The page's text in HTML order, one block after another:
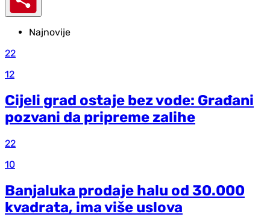
Najnovije
22
12
Cijeli grad ostaje bez vode: Građani
pozvani da pripreme zalihe
22
10
Banjaluka prodaje halu od 30.000
kvadrata, ima više uslova